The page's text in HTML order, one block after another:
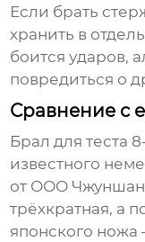
Если брать
хранить в
боится ударов,
повредиться о
Сравнение с
Брал для теста
известного
от ООО
трёхкратная, а
японского